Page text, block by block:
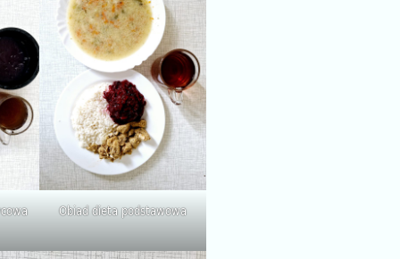
Obiad dieta podstawowa